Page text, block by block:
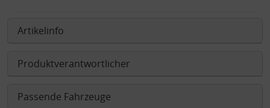
Artikelinfo
Produktverantwortlicher
Passende Fahrzeuge